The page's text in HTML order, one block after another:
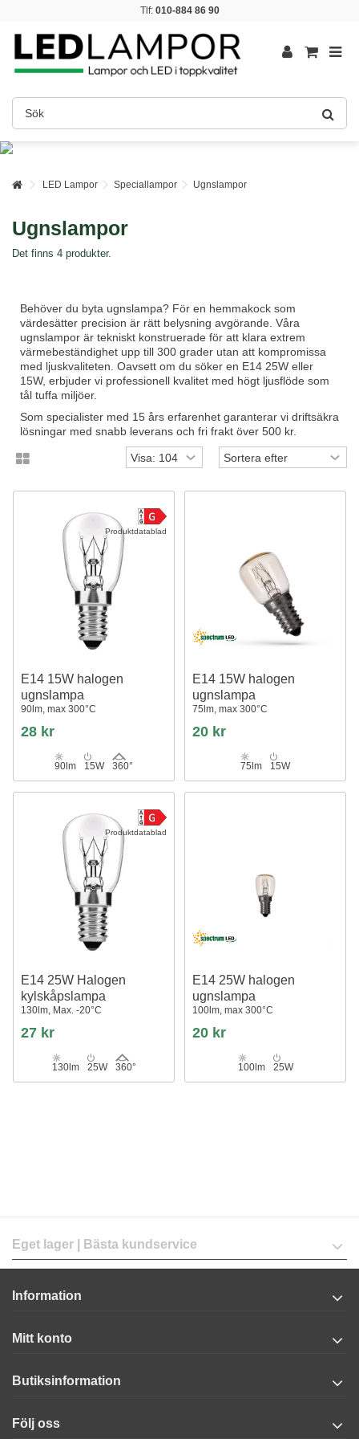
Tlf: 010-884 86 90
LED Lampor Speciallampor Ugnslampor
Ugnslampor
Det finns 4 produkter.
Behöver du byta ugnslampa? För en hemmakock som
värdesätter precision är rätt belysning avgörande. Våra
ugnslampor är tekniskt konstruerade för att klara extrem
värmebeständighet upp till 300 grader utan att kompromissa
med ljuskvaliteten. Oavsett om du söker en E14 25W eller
15W, erbjuder vi professionell kvalitet med högt ljusflöde som
tål tuffa miljöer.
Som specialister med 15 års erfarenhet garanterar vi driftsäkra
lösningar med snabb leverans och fri frakt över 500 kr.
Produktdatablad
E14 15W halogen
ugnslampa
90lm, max 300°C
28 kr
90lm 15W 360°
E14 15W halogen
ugnslampa
75lm, max 300°C
20 kr
75lm 15W
Produktdatablad
E14 25W Halogen
kylskåpslampa
130lm, Max. -20°C
27 kr
130lm 25W 360°
E14 25W halogen
ugnslampa
100lm, max 300°C
20 kr
100lm 25W
Eget lager | Bästa kundservice
Information
Mitt konto
Butiksinformation
Följ oss